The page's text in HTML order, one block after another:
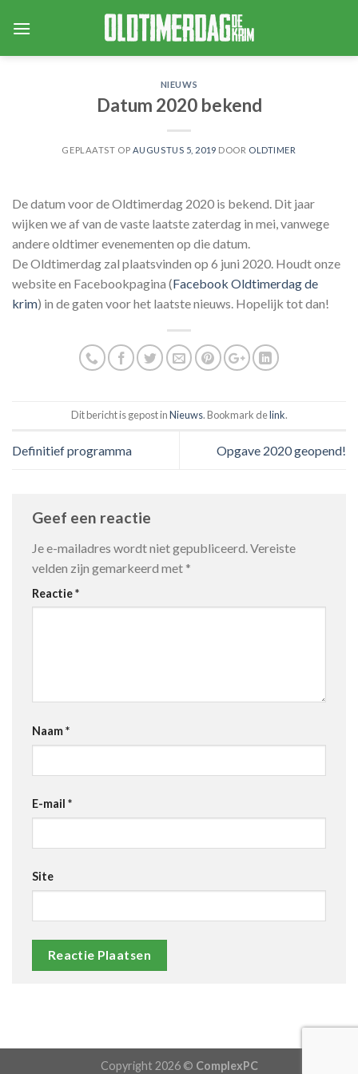
NIEUWS
Datum 2020 bekend
GEPLAATST OP AUGUSTUS 5, 2019 DOOR OLDTIMER
De datum voor de Oldtimerdag 2020 is bekend. Dit jaar
wijken we af van de vaste laatste zaterdag in mei, vanwege
andere oldtimer evenementen op die datum.
De Oldtimerdag zal plaatsvinden op 6 juni 2020. Houdt onze
website en Facebookpagina (Facebook Oldtimerdag de
krim) in de gaten voor het laatste nieuws. Hopelijk tot dan!
Dit bericht is gepost inNieuws. Bookmark delink.
Definitief programma Opgave 2020 geopend!
Geef een reactie
Je e-mailadres wordt niet gepubliceerd. Vereiste
velden zijn gemarkeerd met *
Reactie*
Naam*
E-mail *
Site
Copyright 2026 © ComplexPC